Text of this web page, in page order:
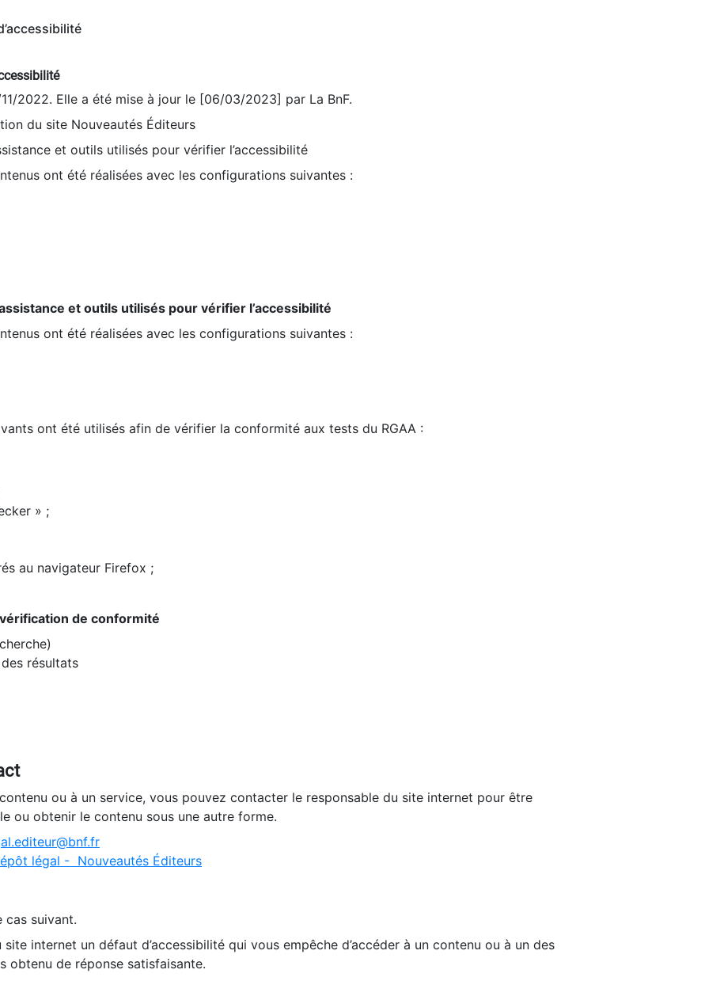
2022. Elle a été mise à jour le [06/03/2023] par La BnF.
du site Nouveautés Éditeurs
et outils utilisés pour vérifier l’accessibilité
ont été réalisées avec les configurations suivantes :
et outils utilisés pour vérifier l’accessibilité
ont été réalisées avec les configurations suivantes :
ont été utilisés afin de vérifier la conformité aux tests du RGAA :
» ;
au navigateur Firefox ;
de conformité
résultats
ou à un service, vous pouvez contacter le responsable du site internet pour être
ou obtenir le contenu sous une autre forme.
légal - Nouveautés Éditeurs
cas suivant.
internet un défaut d’accessibilité qui vous empêche d’accéder à un contenu ou à un des
obtenu de réponse satisfaisante.